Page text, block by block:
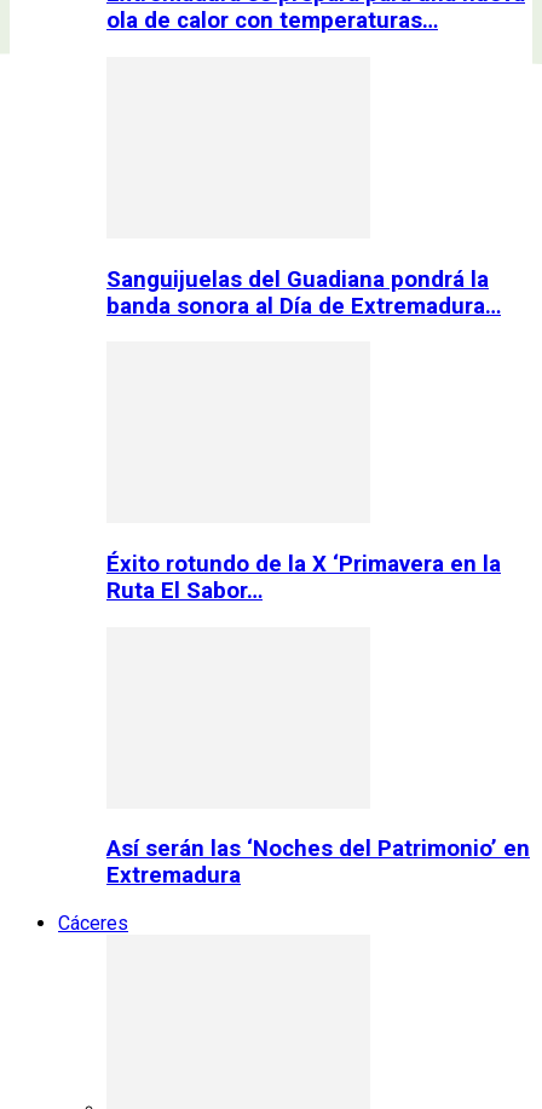
ola de calor con temperaturas…
Sanguijuelas del Guadiana pondrá la
banda sonora al Día de Extremadura…
Éxito rotundo de la X ‘Primavera en la
Ruta El Sabor…
Así serán las ‘Noches del Patrimonio’ en
Extremadura
Cáceres